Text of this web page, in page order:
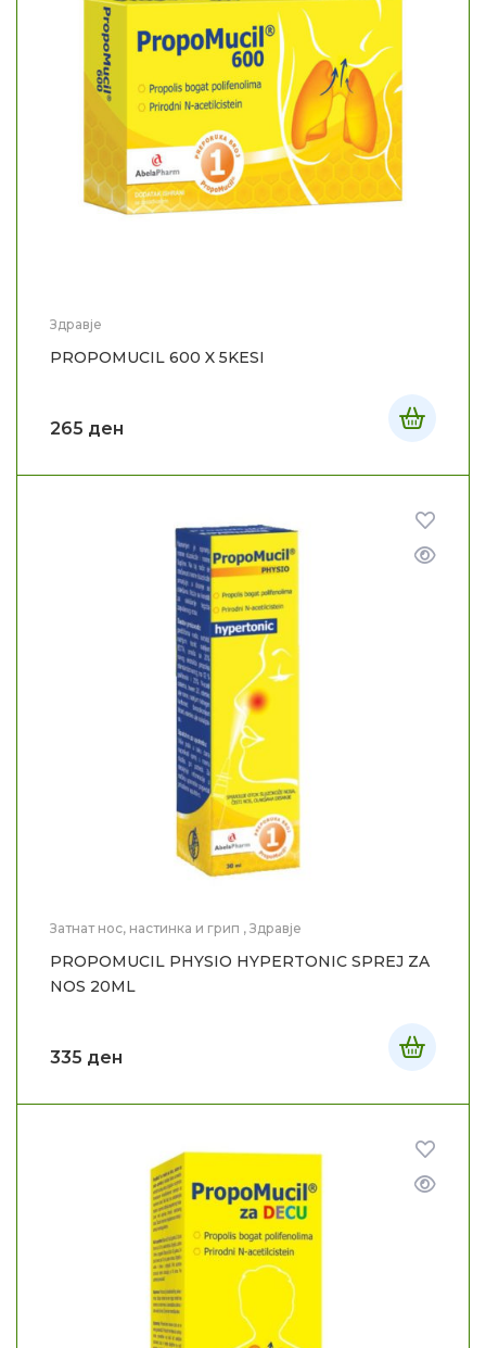
Здравје
PROPOMUCIL 600 X 5KESI
265 ден
Затнат нос, настинка и грип , Здравје
PROPOMUCIL PHYSIO HYPERTONIC SPREJ ZA
NOS 20ML
335 ден